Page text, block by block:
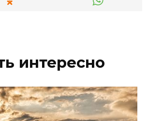
интересно